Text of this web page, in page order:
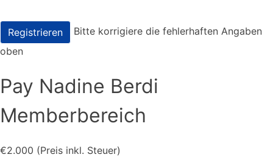
Wert fehlt
Bitte korrigiere die fehlerhaften Angaben
oben
Pay Nadine Berdi
Memberbereich
€2.000 (Preis inkl. Steuer)